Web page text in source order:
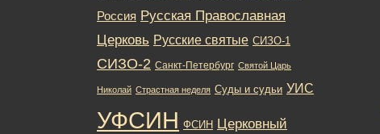
Россия Русская Православная
Церковь Русские святые СИЗО-1
СИЗО-2 Санкт-Петербург Святой Царь
Николай Страстная неделя Суды и судьи УИС
УФСИН ФСИН Церковный